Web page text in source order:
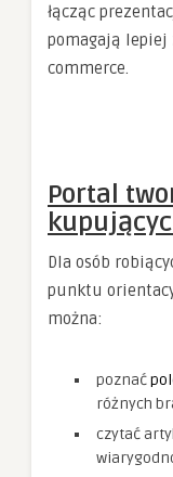
łącząc
pomagają
commerce.
Portal
Dla osób
punktu
można:
poznać
różnych
czytać